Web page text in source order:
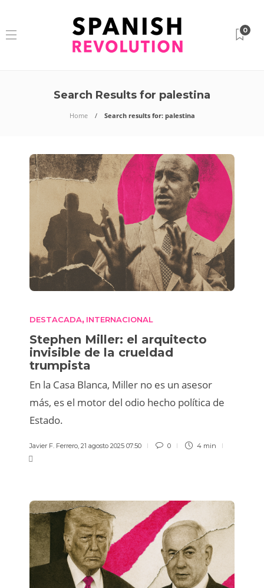
0
Search Results for palestina
Home Search results for: palestina
DESTACADA, INTERNACIONAL
Stephen Miller: el arquitecto
invisible de la crueldad
trumpista
En la Casa Blanca, Miller no es un asesor
más, es el motor del odio hecho política de
Estado.
Javier F. Ferrero, 21 agosto 2025 07:50 0 4 min